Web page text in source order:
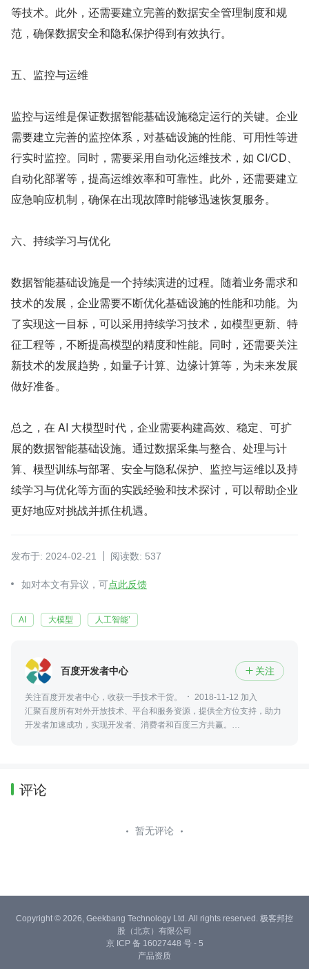
等技术。此外，还需要建立完善的数据安全管理制度和规
范，确保数据安全和隐私保护得到有效执行。
五、监控与运维
监控与运维是保证数据智能基础设施稳定运行的关键。企业
需要建立完善的监控体系，对基础设施的性能、可用性等进
行实时监控。同时，需要采用自动化运维技术，如 CI/CD、
自动化部署等，提高运维效率和可靠性。此外，还需要建立
应急响应机制，确保在出现故障时能够迅速恢复服务。
六、持续学习与优化
数据智能基础设施是一个持续演进的过程。随着业务需求和
技术的发展，企业需要不断优化基础设施的性能和功能。为
了实现这一目标，可以采用持续学习技术，如模型更新、特
征工程等，不断提高模型的精度和性能。同时，还需要关注
新技术的发展趋势，如量子计算、边缘计算等，为未来发展
做好准备。
总之，在 AI 大模型时代，企业需要构建高效、稳定、可扩
展的数据智能基础设施。通过数据采集与整合、处理与计
算、模型训练与部署、安全与隐私保护、监控与运维以及持
续学习与优化等方面的实践经验和技术探讨，可以帮助企业
更好地应对挑战并抓住机遇。
发布于: 2024-02-21 阅读数: 537
如对本文有异议，可点此反馈
AI 大模型 人工智能’
百度开发者中心  关注
关注百度开发者中心，收获一手技术干货。
2018-11-12 加入
汇聚百度所有对外开放技术、平台和服务资源，提供全方位支持，助力
开发者加速成功，实现开发者、消费者和百度三方共赢。
评论
暂无评论
Copyright © 2026, Geekbang Technology Ltd. All rights reserved. 极客邦控
股（北京）有限公司
京 ICP 备 16027448 号 - 5
产品资质